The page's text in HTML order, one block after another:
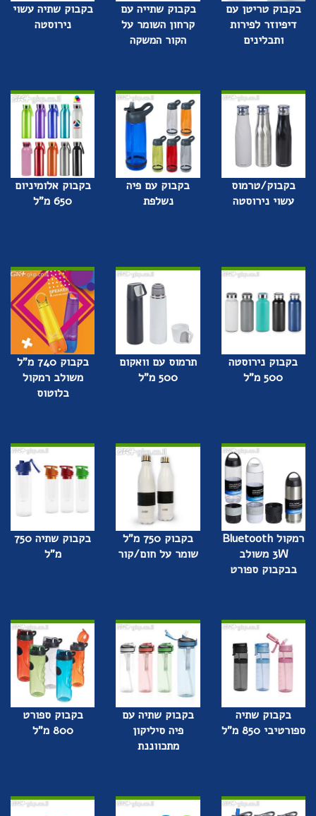
בקבוק טריטן עם
דיפיוזר לפירות
ותבלינים
בקבוק שתייה עם
קרחון השומר על
הקור המשקה
בקבוק שתיה עשוי
נירוסטה
בקבוק/טרמוס
עשוי נירוסטה
בקבוק עם פיה
נשלפת
בקבוק אלומיניום
650 מ"ל
בקבוק נירוסטה
500 מ"ל
תרמוס עם וואקום
500 מ"ל
בקבוק 740 מ"ל
משולב רמקול
בלוטוס
רמקול Bluetooth
3W משולב
בבקבוק ספורט
בקבוק 750 מ"ל
שומר על חום/קור
בקבוק שתיה 750
מ"ל
בקבוק שתיה
ספורטיבי 850 מ"ל
בקבוק שתיה עם
פיה סיליקון
מתכווננת
בקבוק ספורט
800 מ"ל